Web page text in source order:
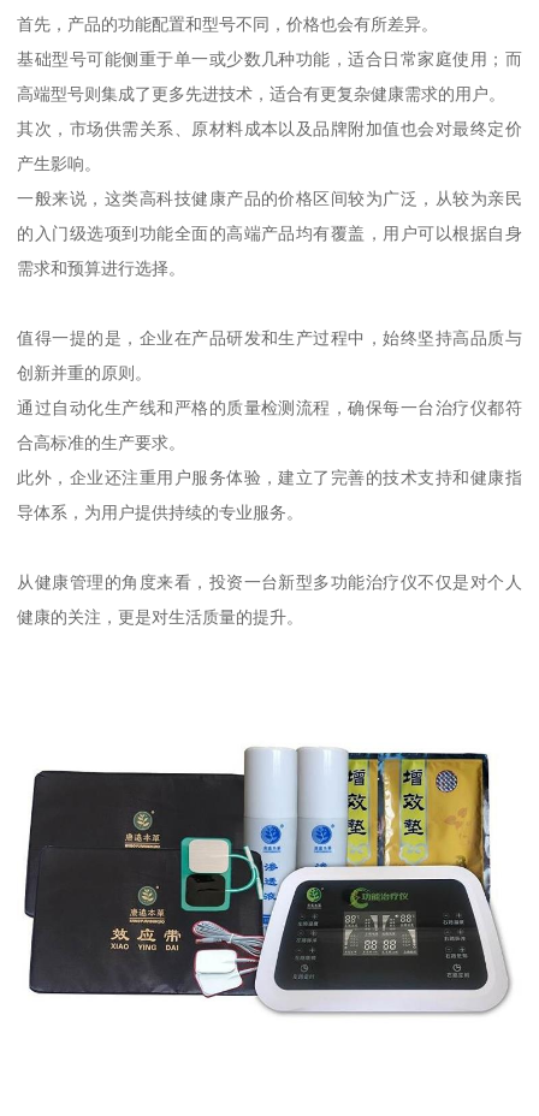
首先，产品的功能配置和型号不同，价格也会有所差异。
基础型号可能侧重于单一或少数几种功能，适合日常家庭使用；而
高端型号则集成了更多先进技术，适合有更复杂健康需求的用户。
其次，市场供需关系、原材料成本以及品牌附加值也会对最终定价
产生影响。
一般来说，这类高科技健康产品的价格区间较为广泛，从较为亲民
的入门级选项到功能全面的高端产品均有覆盖，用户可以根据自身
需求和预算进行选择。
值得一提的是，企业在产品研发和生产过程中，始终坚持高品质与
创新并重的原则。
通过自动化生产线和严格的质量检测流程，确保每一台治疗仪都符
合高标准的生产要求。
此外，企业还注重用户服务体验，建立了完善的技术支持和健康指
导体系，为用户提供持续的专业服务。
从健康管理的角度来看，投资一台新型多功能治疗仪不仅是对个人
健康的关注，更是对生活质量的提升。